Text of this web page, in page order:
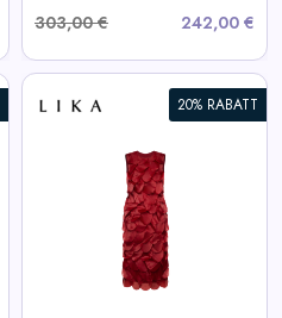
303,00 €
242,00 €
20% RABATT